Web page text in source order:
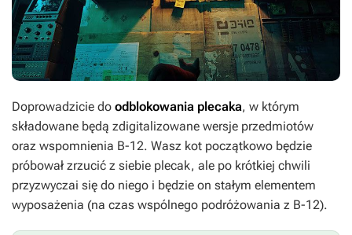
Doprowadzicie do odblokowania plecaka, w którym
składowane będą zdigitalizowane wersje przedmiotów
oraz wspomnienia B-12. Wasz kot początkowo będzie
próbował zrzucić z siebie plecak, ale po krótkiej chwili
przyzwyczai się do niego i będzie on stałym elementem
wyposażenia (na czas wspólnego podróżowania z B-12).